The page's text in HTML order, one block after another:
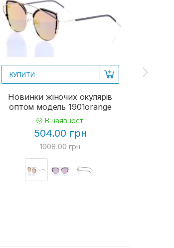
КУПИТИ
Новинки жіночих окулярів
оптом модель 1901orange
В наявності
504.00 грн
1008.00 грн